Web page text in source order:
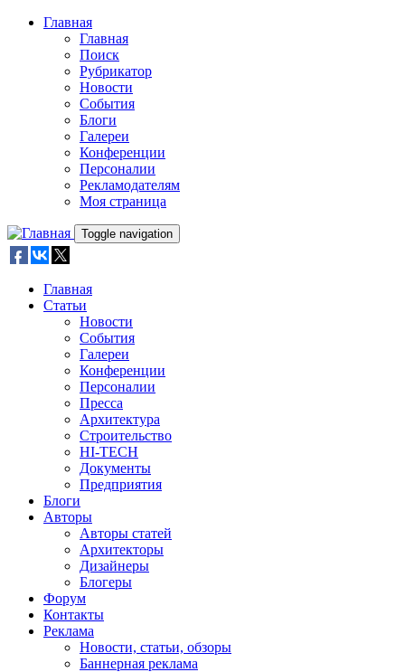
Skip to main content
Главная
Главная
Поиск
Рубрикатор
Новости
События
Блоги
Галереи
Конференции
Персоналии
Рекламодателям
Моя страница
Toggle navigation
Главная
Статьи
Новости
События
Галереи
Конференции
Персоналии
Пресса
Архитектура
Строительство
HI-TECH
Документы
Предприятия
Блоги
Авторы
Авторы статей
Архитекторы
Дизайнеры
Блогеры
Форум
Контакты
Реклама
Новости, статьи, обзоры
Баннерная реклама